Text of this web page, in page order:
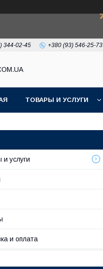
344-02-45 +380 (93) 546-25-73
ТОВАРЫ И УСЛУГИ
и услуги
и оплата